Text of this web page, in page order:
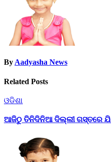
ByAadyasha News
Related Posts
ଓଡିଶା
ଆଜିଠୁ ତିନିଦିନିଆ ଦିଲ୍ଲୀ ଗସ୍ତରେ